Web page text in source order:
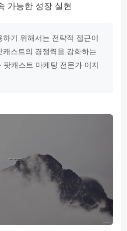
가능한 성장 실현
기 위해서는 전략적 접근이
스트의 경쟁력을 강화하는
캐스트 마케팅 전문가 이지